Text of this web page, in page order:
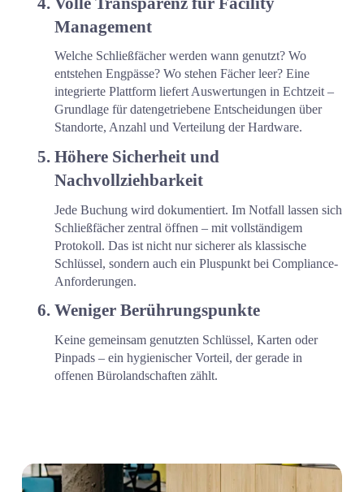
Management
Welche Schließfächer werden wann genutzt? Wo
entstehen Engpässe? Wo stehen Fächer leer? Eine
integrierte Plattform liefert Auswertungen in Echtzeit –
Grundlage für datengetriebene Entscheidungen über
Standorte, Anzahl und Verteilung der Hardware.
Höhere Sicherheit und
Nachvollziehbarkeit
Jede Buchung wird dokumentiert. Im Notfall lassen sich
Schließfächer zentral öffnen – mit vollständigem
Protokoll. Das ist nicht nur sicherer als klassische
Schlüssel, sondern auch ein Pluspunkt bei Compliance-
Anforderungen.
Weniger Berührungspunkte
Keine gemeinsam genutzten Schlüssel, Karten oder
Pinpads – ein hygienischer Vorteil, der gerade in
offenen Bürolandschaften zählt.